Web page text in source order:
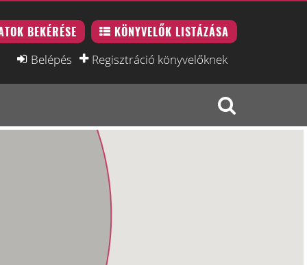
BEKÉRÉSE KÖNYVELŐK LISTÁZÁSA
Belépés Regisztráció könyvelőknek